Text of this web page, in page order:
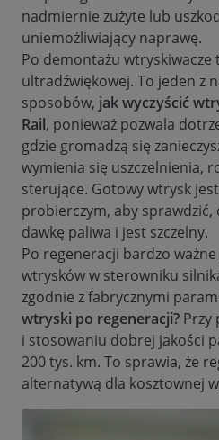
nadmiernie zużyte lub
uniemożliwiający naprawę.
Po demontażu wtryskiwacze
ultradźwiękowej. To jeden z
sposobów, jak wyczyścić
Rail, ponieważ pozwala
gdzie gromadzą się
wymienia się uszczelnienia,
sterujące. Gotowy wtrysk
probierczym, aby sprawdzić,
dawkę paliwa i jest szczelny.
Po regeneracji bardzo
wtrysków w sterowniku
zgodnie z fabrycznymi
wtryski po regeneracji? Przy
i stosowaniu dobrej jakości
200 tys. km. To sprawia, że
alternatywą dla kosztownej